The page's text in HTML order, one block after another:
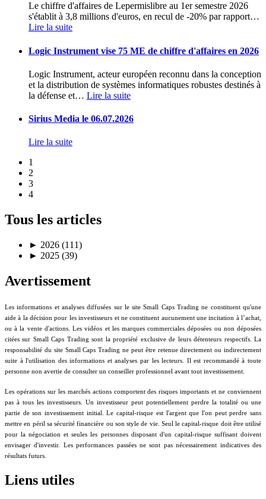
Le chiffre d'affaires de Lepermislibre au 1er semestre 2026
s'établit à 3,8 millions d'euros, en recul de -20% par rapport…
Lire la suite
Logic Instrument vise 75 ME de chiffre d'affaires en 2026
Logic Instrument, acteur européen reconnu dans la conception
et la distribution de systèmes informatiques robustes destinés à
la défense et… Lire la suite
Sirius Media le 06.07.2026
Lire la suite
1
2
3
4
Tous les articles
► 2026 (111)
► 2025 (39)
Avertissement
Les informations et analyses diffusées sur le site Small Caps Trading ne constituent qu'une
aide à la décision pour les investisseurs et ne constituent aucunement une incitation à l’achat,
ou à la vente d'actions. Les vidéos et les marques commerciales déposées ou non déposées
citées sur Small Caps Trading sont la propriété exclusive de leurs détenteurs respectifs. La
responsabilité du site Small Caps Trading ne peut être retenue directement ou indirectement
suite à l'utilisation des informations et analyses par les lecteurs. Il est recommandé à toute
personne non avertie de consulter un conseiller professionnel avant tout investissement.
Les opérations sur les marchés actions comportent des risques importants et ne conviennent
pas à tous les investisseurs. Un investisseur peut potentiellement perdre la totalité ou une
partie de son investissement initial. Le capital-risque est l'argent que l'on peut perdre sans
mettre en péril sa sécurité financière ou son style de vie. Seul le capital-risque doit être utilisé
pour la négociation et seules les personnes disposant d'un capital-risque suffisant doivent
envisager d'investir. Les performances passées ne sont pas nécessairement indicatives des
résultats futurs.
Liens utiles